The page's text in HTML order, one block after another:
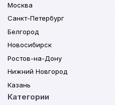
Москва
Санкт-Петербург
Белгород
Новосибирск
Ростов-на-Дону
Нижний Новгород
Казань
Категории